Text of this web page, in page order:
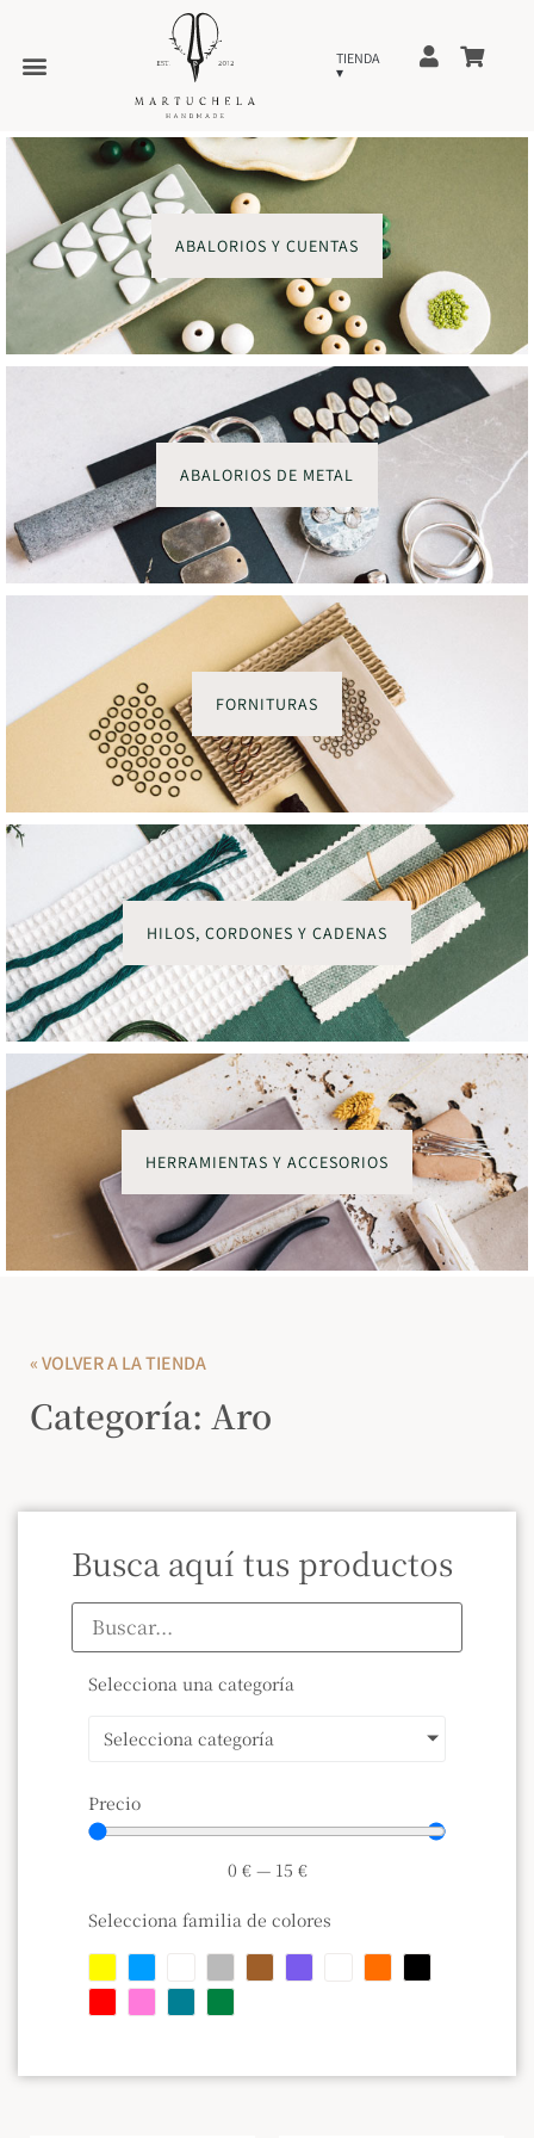
ABALORIOS Y CUENTAS
ABALORIOS DE METAL
FORNITURAS
HILOS, CORDONES Y CADENAS
HERRAMIENTAS Y ACCESORIOS
« VOLVER A LA TIENDA
Categoría: Aro
Busca aquí tus productos
Selecciona una categoría
Selecciona categoría
Precio
0 €— 15 €
Selecciona familia de colores